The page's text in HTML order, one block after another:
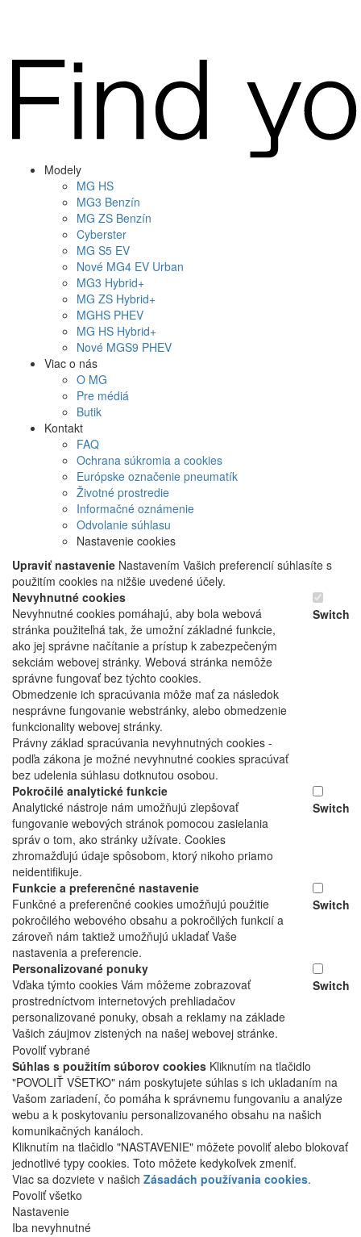
Modely
MG HS
MG3 Benzín
MG ZS Benzín
Cyberster
MG S5 EV
Nové MG4 EV Urban
MG3 Hybrid+
MG ZS Hybrid+
MGHS PHEV
MG HS Hybrid+
Nové MGS9 PHEV
Viac o nás
O MG
Pre médiá
Butik
Kontakt
FAQ
Ochrana súkromia a cookies
Európske označenie pneumatík
Životné prostredie
Informačné oznámenie
Odvolanie súhlasu
Nastavenie cookies
Upraviť nastavenie Nastavením Vašich preferencií súhlasíte s
použitím cookies na nižšie uvedené účely.
Nevyhnutné cookies
Nevyhnutné cookies pomáhajú, aby bola webová
stránka použiteľná tak, že umožní základné funkcie,
ako jej správne načítanie a prístup k zabezpečeným
sekciám webovej stránky. Webová stránka nemôže
správne fungovať bez týchto cookies.
Obmedzenie ich spracúvania môže mať za následok
nesprávne fungovanie webstránky, alebo obmedzenie
funkcionality webovej stránky.
Právny základ spracúvania nevyhnutných cookies -
podľa zákona je možné nevyhnutné cookies spracúvať
bez udelenia súhlasu dotknutou osobou.
Switch
Pokročilé analytické funkcie
Analytické nástroje nám umožňujú zlepšovať
fungovanie webových stránok pomocou zasielania
správ o tom, ako stránky užívate. Cookies
zhromažďujú údaje spôsobom, ktorý nikoho priamo
neidentifikuje.
Switch
Funkcie a preferenčné nastavenie
Funkčné a preferenčné cookies umožňujú použitie
pokročilého webového obsahu a pokročilých funkcií a
zároveň nám taktiež umožňujú ukladať Vaše
nastavenia a preferencie.
Switch
Personalizované ponuky
Vďaka týmto cookies Vám môžeme zobrazovať
prostredníctvom internetových prehliadačov
personalizované ponuky, obsah a reklamy na základe
Vašich záujmov zistených na našej webovej stránke.
Switch
Povoliť vybrané
Súhlas s použitím súborov cookies Kliknutím na tlačidlo
"POVOLIŤ VŠETKO" nám poskytujete súhlas s ich ukladaním na
Vašom zariadení, čo pomáha k správnemu fungovaniu a analýze
webu a k poskytovaniu personalizovaného obsahu na našich
komunikačných kanáloch.
Kliknutím na tlačidlo "NASTAVENIE" môžete povoliť alebo blokovať
jednotlivé typy cookies. Toto môžete kedykoľvek zmeniť.
Viac sa dozviete v našich Zásadách používania cookies.
Povoliť všetko
Nastavenie
Iba nevyhnutné